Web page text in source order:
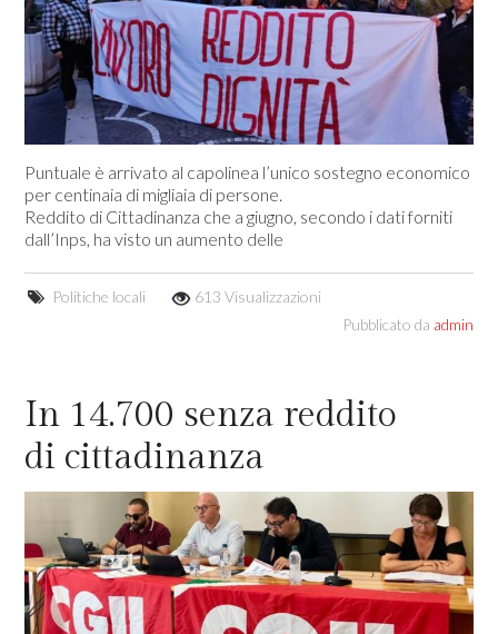
Puntuale è arrivato al capolinea l’unico sostegno economico
per centinaia di migliaia di persone.
Reddito di Cittadinanza che a giugno, secondo i dati forniti
dall’Inps, ha visto un aumento delle
Politiche locali
613 Visualizzazioni
Pubblicato da admin
In 14.700 senza reddito
di cittadinanza